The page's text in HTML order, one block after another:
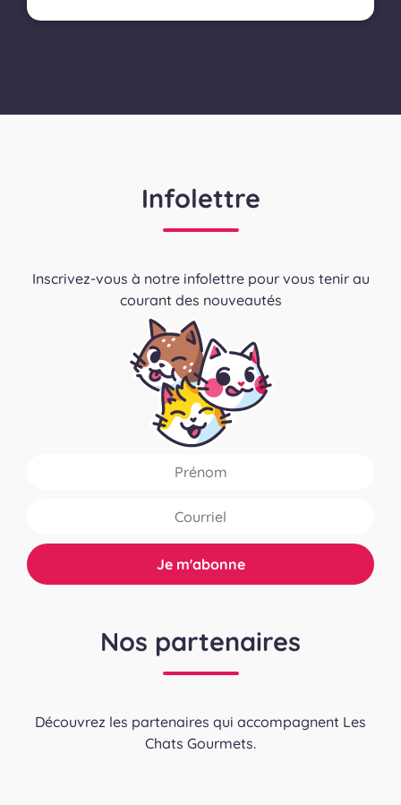
Infolettre
Inscrivez-vous à notre infolettre pour vous tenir au
courant des nouveautés
Nos partenaires
Découvrez les partenaires qui accompagnent Les
Chats Gourmets.